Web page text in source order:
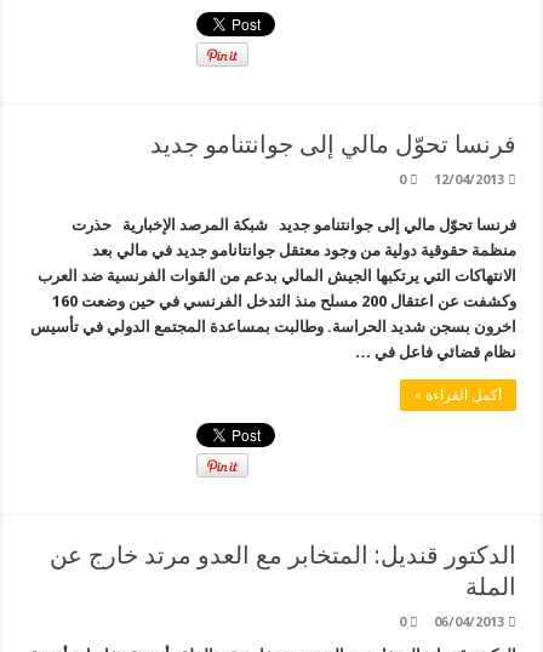
فرنسا تحوّل مالي إلى جوانتنامو جديد
12/04/2013
0
فرنسا تحوّل مالي إلى جوانتنامو جديد شبكة المرصد الإخبارية حذرت
منظمة حقوقية دولية من وجود معتقل جوانتانامو جديد في مالي بعد
الانتهاكات التي يرتكبها الجيش المالي بدعم من القوات الفرنسية ضد العرب
وكشفت عن اعتقال 200 مسلح منذ التدخل الفرنسي في حين وضعت 160
اخرون بسجن شديد الحراسة. وطالبت بمساعدة المجتمع الدولي في تأسيس
نظام قضائي فاعل في …
أكمل القراءة »
الدكتور قنديل: المتخابر مع العدو مرتد خارج عن
الملة
06/04/2013
0